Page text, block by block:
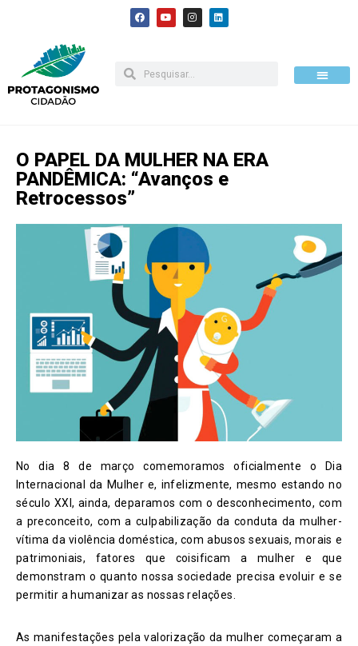
para
conteúdo
O PAPEL DA MULHER NA ERA
PANDÊMICA: “Avanços e
Retrocessos”
No dia 8 de março comemoramos oficialmente o Dia
Internacional da Mulher e, infelizmente, mesmo estando no
século XXI, ainda, deparamos com o desconhecimento, com
a preconceito, com a culpabilização da conduta da mulher-
vítima da violência doméstica, com abusos sexuais, morais e
patrimoniais, fatores que coisificam a mulher e que
demonstram o quanto nossa sociedade precisa evoluir e se
permitir a humanizar as nossas relações.
As manifestações pela valorização da mulher começaram a